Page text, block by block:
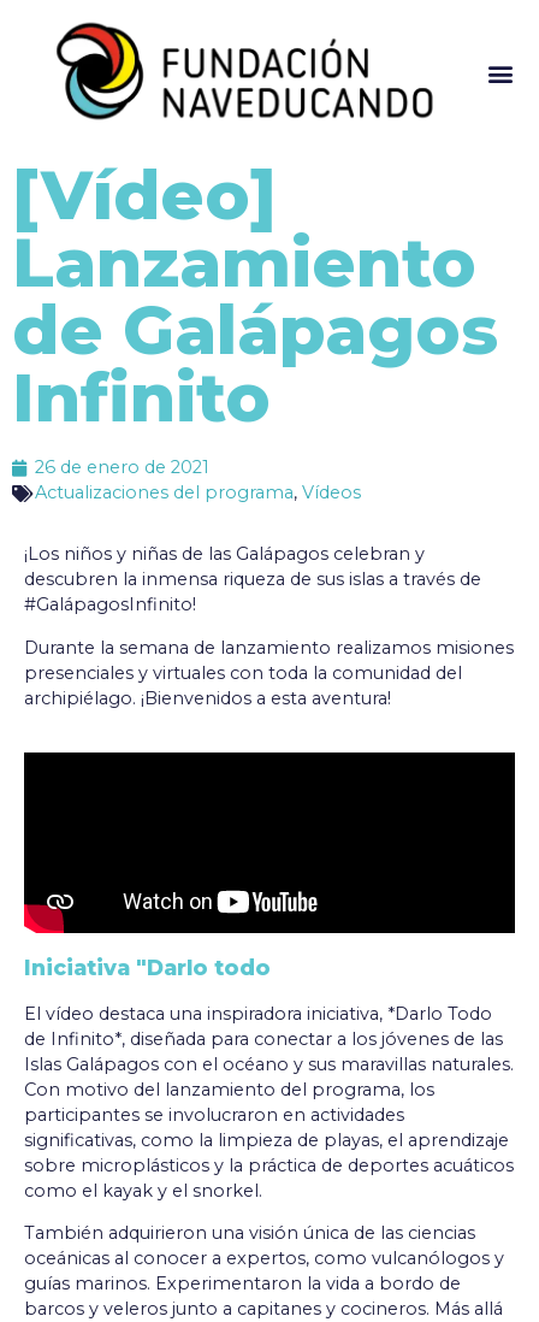
[Vídeo]
Lanzamiento
de Galápagos
Infinito
26 de enero de 2021
Actualizaciones del programa, Vídeos
¡Los niños y niñas de las Galápagos celebran y
descubren la inmensa riqueza de sus islas a través de
#GalápagosInfinito!
Durante la semana de lanzamiento realizamos misiones
presenciales y virtuales con toda la comunidad del
archipiélago. ¡Bienvenidos a esta aventura!
Iniciativa "Darlo todo
El vídeo destaca una inspiradora iniciativa, *Darlo Todo
de Infinito*, diseñada para conectar a los jóvenes de las
Islas Galápagos con el océano y sus maravillas naturales.
Con motivo del lanzamiento del programa, los
participantes se involucraron en actividades
significativas, como la limpieza de playas, el aprendizaje
sobre microplásticos y la práctica de deportes acuáticos
como el kayak y el snorkel.
También adquirieron una visión única de las ciencias
oceánicas al conocer a expertos, como vulcanólogos y
guías marinos. Experimentaron la vida a bordo de
barcos y veleros junto a capitanes y cocineros. Más allá